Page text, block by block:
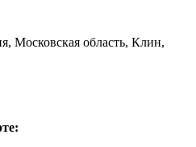
Московская область, Клин,